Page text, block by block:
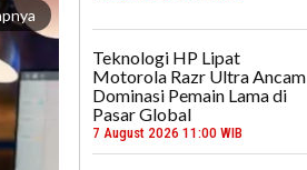
Teknologi HP Lipat
Motorola Razr Ultra Ancam
Dominasi Pemain Lama di
Pasar Global
7 August 2026 11:00 WIB